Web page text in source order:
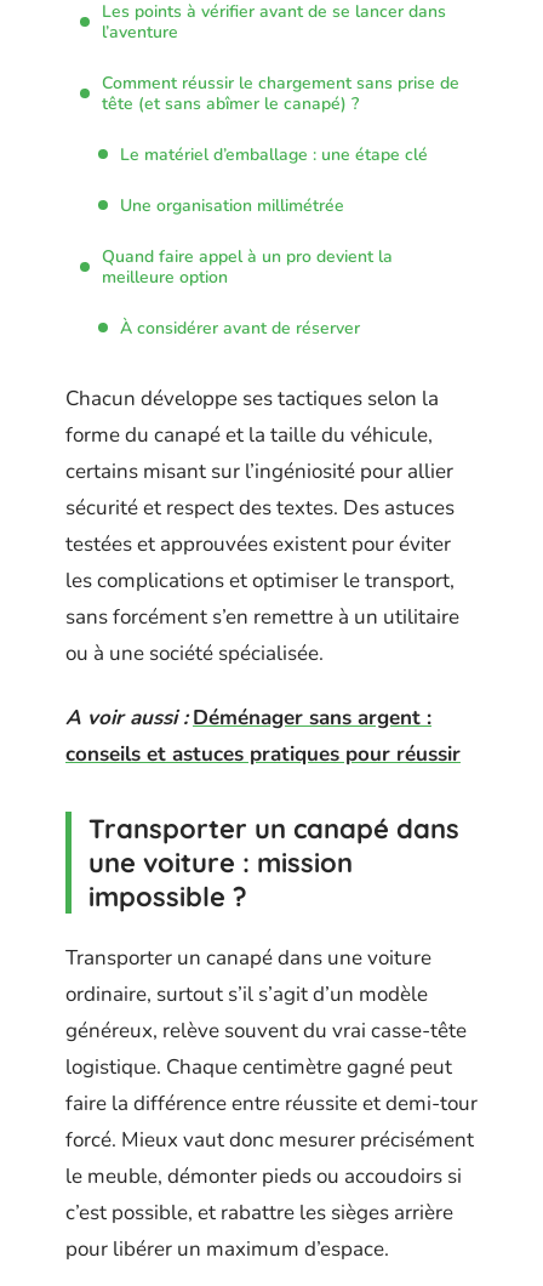
Les points à vérifier avant de se lancer dans
l’aventure
Comment réussir le chargement sans prise de
tête (et sans abîmer le canapé) ?
Le matériel d’emballage : une étape clé
Une organisation millimétrée
Quand faire appel à un pro devient la
meilleure option
À considérer avant de réserver
Chacun développe ses tactiques selon la
forme du canapé et la taille du véhicule,
certains misant sur l’ingéniosité pour allier
sécurité et respect des textes. Des astuces
testées et approuvées existent pour éviter
les complications et optimiser le transport,
sans forcément s’en remettre à un utilitaire
ou à une société spécialisée.
A voir aussi : Déménager sans argent :
conseils et astuces pratiques pour réussir
Transporter un canapé dans
une voiture : mission
impossible ?
Transporter un canapé dans une voiture
ordinaire, surtout s’il s’agit d’un modèle
généreux, relève souvent du vrai casse-tête
logistique. Chaque centimètre gagné peut
faire la différence entre réussite et demi-tour
forcé. Mieux vaut donc mesurer précisément
le meuble, démonter pieds ou accoudoirs si
c’est possible, et rabattre les sièges arrière
pour libérer un maximum d’espace.